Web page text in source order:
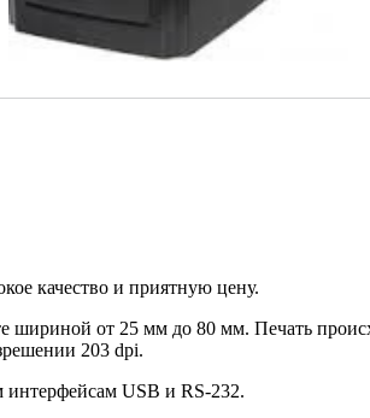
качество и приятную цену.
шириной от 25 мм до 80 мм. Печать
203 dpi.
интерфейсам USB и RS-232.